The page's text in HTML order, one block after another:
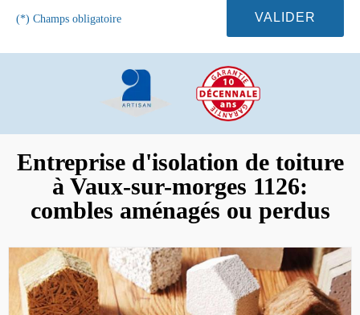
(*) Champs obligatoire
Entreprise d'isolation de toiture
à Vaux-sur-morges 1126:
combles aménagés ou perdus